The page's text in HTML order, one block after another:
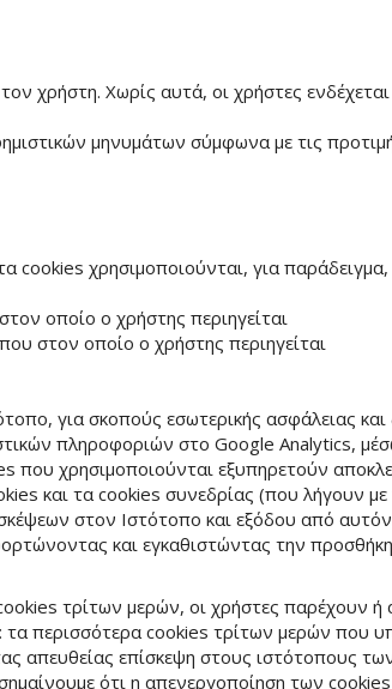
χρήστη. Χωρίς αυτά, οι χρήστες
μηνυμάτων σύμφωνα με τις
cookies χρησιμοποιούνται, για
οποίο ο χρήστης περιηγείται
στον οποίο ο χρήστης περιηγείται
για σκοπούς εσωτερικής ασφάλειας
πληροφοριών στο Google Analytics,
χρησιμοποιούνται εξυπηρετούν
και τα cookies συνεδρίας (που λήγουν με
στον Ιστότοπο και εξόδου από
και εγκαθιστώντας την
τρίτων μερών, οι χρήστες παρέχουν
περισσότερα cookies τρίτων μερών που
απευθείας επίσκεψη στους ιστότοπους
ότι η απενεργοποίηση των cookies